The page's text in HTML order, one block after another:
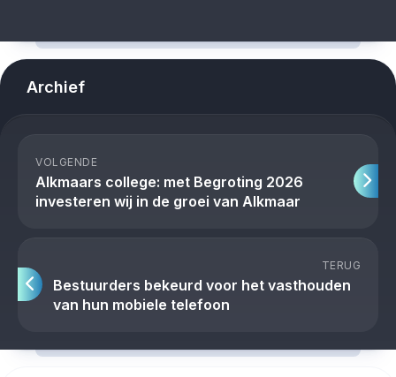
Archief
VOLGENDE
Alkmaars college: met Begroting 2026
investeren wij in de groei van Alkmaar
TERUG
Bestuurders bekeurd voor het vasthouden
van hun mobiele telefoon